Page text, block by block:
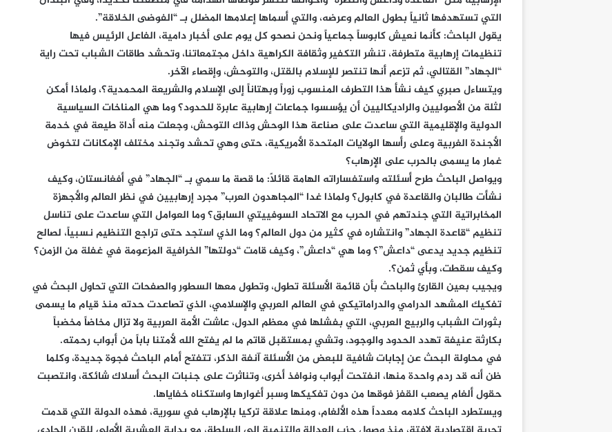
التي تستهدفها ثانياً بطول العالم وعرضه، والتي أسماها إعلامها المضلل بـ “الفوضى الخلاقة”.
يقول الباحث: كأنما نعيش كابوساً جماعياً ونحن نصحو كل يوم على أخبار دامية، الفاعل الرئيس فيها
تنظيمات إرهابية متطرفة، تنشر التكفير وثقافة الكراهية داخل مجتمعاتنا، وتحشد طاقات الشباب تحت راية
“الجهاد” القتالي، ثم تزعم أنها تنتصر للإسلام بالقتل، والتوحش، وإقصاء الآخر.
ويتساءل صبري كيف نشأ هذا التطرف المنسوب زوراً وبهتاناً إلى الإسلام والشريعة المحمدية؟، ولماذا أمكن
لثلة من الأصوليين والراديكاليين أن يؤسسوا جماعات إرهابية عابرة للحدود؟ وما هي المناخات السياسية
الدولية والإقليمية التي ساعدت على صناعة هذا الوحش وذاك التوحش، وجعلت منه أداة طيعة في خدمة
الأجندة الغربية وعلى رأسها الولايات المتحدة الأمريكية، حتى وهي تحشد وتجند مختلف الإمكانات لتخوض
غمار ما يسمى بالحرب على الإرهاب؟
ويواصل الباحث طرح أسئلته واستفساراته الهامة قائلاً: ما قصة ما سمي بـ “الجهاد” في أفغانستان، وكيف
نشأت طالبان والقاعدة في كابول؟ ولماذا غدا “المجاهدون العرب” مجرد إرهابيين في نظر العالم والأجهزة
المخابراتية التي جندتهم في الحرب مع الاتحاد السوفييتي السابق؟ وما العوامل التي ساعدت على تناسل
تنظيم “قاعدة الجهاد” وانتشاره في كثير من دول العالم؟ وما الذي استجد حتى تراجع التنظيم نسبياً، لصالح
تنظيم جديد يدعى “داعش”؟ وما هي “داعش”، وكيف قامت “دولتها” الخرافية المزعومة في غفلة من الزمن؟
وكيف سقطت، وبأي ثمن؟.
ويجيب بعين القارئ والباحث بأن قائمة الأسئلة تطول، وتطول معها السطور والصفحات التي تحاول البحث في
تفكيك المشهد الدرامي والدراماتيكي في العالم العربي والإسلامي، الذي تصاعدت حدته منذ قيام ما يسمى
بثورات الشباب والربيع العربي، التي بفشلها في معظم الدول، عاشت الأمة العربية ولا تزال مخاضاً مخضباً
بكارثة عنيفة تهدد الحدود والوجود، وتشي بمستقبل قاتم ما لم يفتح الله لأمتنا باباً من أبواب رحمته.
في محاولة البحث عن إجابات شافية للبعض من الأسئلة آنفة الذكر، تتفتح أمام الباحث فجوة جديدة، وكلما
ظن أنه قد ردم واحدة منها، انفتحت أبواب ونوافذ أخرى، وتناثرت على جنبات البحث أسلاك شائكة، وانتصبت
حقول ألغام يصعب القفز فوقها من دون تفكيكها وسبر أغوارها واستكناه خفاياها.
ويستطرد الباحث كلامه معدداً هذه الألغام، ومنها علاقة تركيا بالإرهاب في سورية، فهذه الدولة التي قدمت